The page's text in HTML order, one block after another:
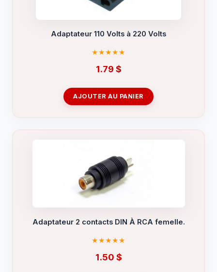
Adaptateur 110 Volts à 220 Volts
1.79 $
AJOUTER AU PANIER
Adaptateur 2 contacts DIN À RCA femelle.
1.50 $